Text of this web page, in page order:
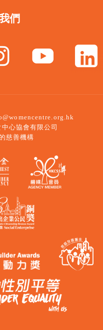
們
心協會有限公司
慈善機構